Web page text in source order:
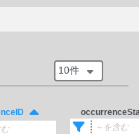
10件